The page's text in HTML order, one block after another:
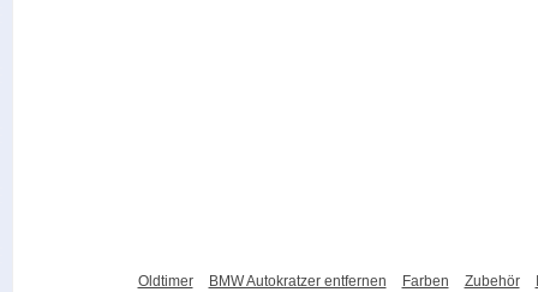
Oldtimer BMW Autokratzer entfernen Farben Zubehör